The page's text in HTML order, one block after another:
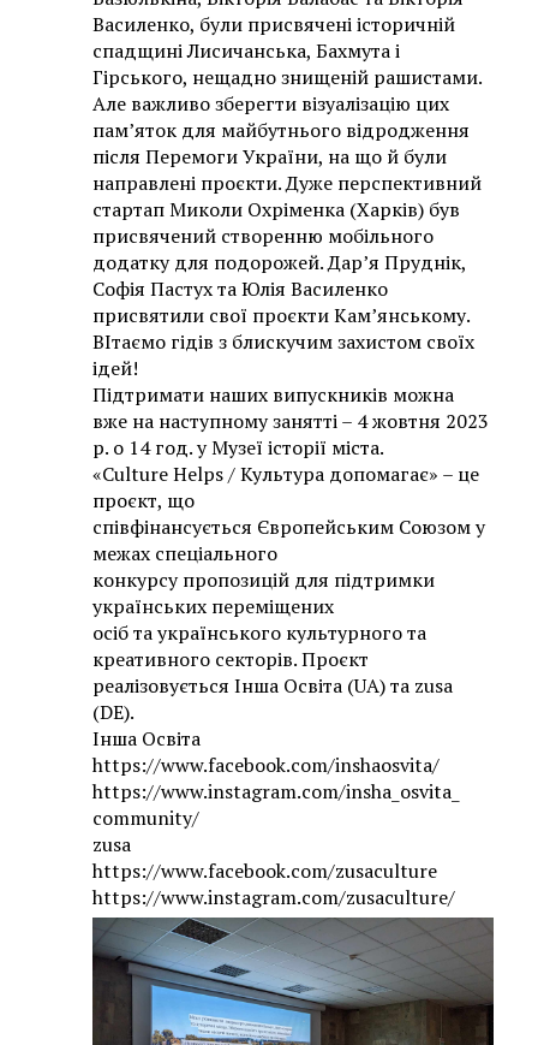
Василенко, були присвячені історичній
спадщині Лисичанська, Бахмута і
Гірського, нещадно знищеній рашистами.
Але важливо зберегти візуалізацію цих
пам’яток для майбутнього відродження
після Перемоги України, на що й були
направлені проєкти. Дуже перспективний
стартап Миколи Охріменка (Харків) був
присвячений створенню мобільного
додатку для подорожей. Дар’я Пруднік,
Софія Пастух та Юлія Василенко
присвятили свої проєкти Кам’янському.
ВІтаємо гідів з блискучим захистом своїх
ідей!
Підтримати наших випускників можна
вже на наступному занятті – 4 жовтня 2023
р. о 14 год. у Музеї історії міста.
«Culture Helps / Культура допомагає» – це
проєкт, що
співфінансується Європейським Союзом у
межах спеціального
конкурсу пропозицій для підтримки
українських переміщених
осіб та українського культурного та
креативного секторів. Проєкт
реалізовується Інша Освіта (UA) та zusa
(DE).
Інша Освіта
https://www.facebook.com/inshaosvita/
https://www.instagram.com/insha_osvita_
community/
zusa
https://www.facebook.com/zusaculture
https://www.instagram.com/zusaculture/